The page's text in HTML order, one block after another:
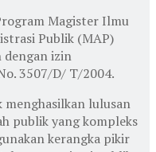
Magister Ilmu
Publik (MAP)
dengan izin
3507/D/ T/2004.
lulusan
publik yang kompleks
kerangka pikir